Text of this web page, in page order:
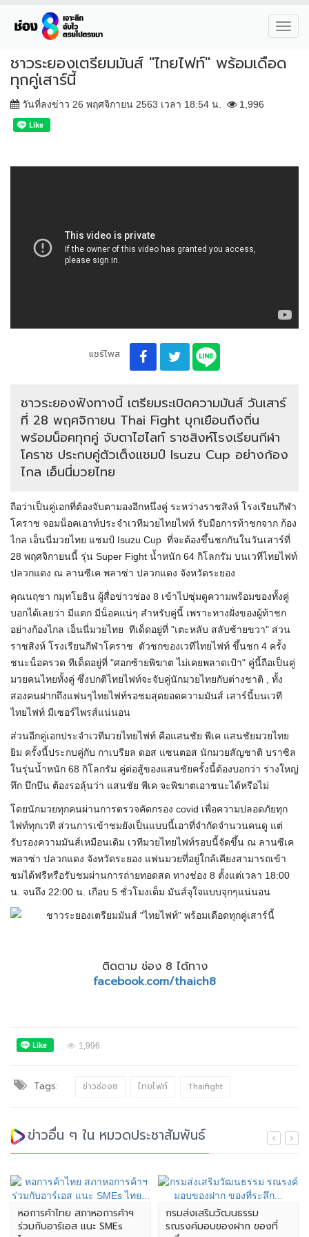
ชาวระยองเตรียมมันส์ "ไทยไฟท์" พร้อมเดือด
ทุกคู่เสาร์นี้
วันที่ลงข่าว 26 พฤศจิกายน 2563 เวลา 18:54 น. 1,996
แชร์โพส
ชาวระยองฟังทางนี้ เตรียมระเบิดความมันส์ วันเสาร์
ที่ 28 พฤศจิกายน Thai Fight บุกเยือนถึงถิ่น
พร้อมน็อคทุกคู่ จับตาไฮไลท์ ราชสิงห์โรงเรียนกีฬา
โคราช ประกบคู่ตัวเต็งแชมป์ Isuzu Cup อย่างก้อง
ไกล เอ็นนี่มวยไทย
ถือว่าเป็นคู่เอกที่ต้องจับตามองอีกหนึ่งคู่ ระหว่างราชสิงห์ โรงเรียนกีฬา
โคราช จอมน็อคเอาท์ประจำเวทีมวยไทยไฟท์ รับมือการท้าชกจาก ก้อง
ไกล เอ็นนี่มวยไทย แชมป์ Isuzu Cup ที่จะต้องขึ้นชกกันในวันเสาร์ที่
28 พฤศจิกายนนี้ รุ่น Super Fight น้ำหนัก 64 กิโลกรัม บนเวทีไทยไฟท์
ปลวกแดง ณ ลานซีเค พลาซ่า ปลวกแดง จังหวัดระยอง
คุณนฤชา กมุทโยธิน ผู้สื่อข่าวช่อง 8 เข้าไปซุ่มดูความพร้อมของทั้งคู่
บอกได้เลยว่า มีแตก มีน็อคแน่ๆ สำหรับคู่นี้ เพราะทางฝั่งของผู้ท้าชก
อย่างก้องไกล เอ็นนี่มวยไทย ทีเด็ดอยู่ที่ "เตะหลับ สลับซ้ายขวา" ส่วน
ราชสิงห์ โรงเรียนกีฬาโคราช ตัวชกของเวทีไทยไฟท์ ขึ้นชก 4 ครั้ง
ชนะน็อครวด ทีเด็ดอยู่ที่ "ศอกซ้ายพิฆาต ไม่เคยพลาดเป้า" คู่นี้ถือเป็นคู่
มวยคนไทยทั้งคู่ ซึ่งปกติไทยไฟท์จะจับคู่นักมวยไทยกับต่างชาติ , ทั้ง
สองคนฝากถึงแฟนๆไทยไฟท์รอชมสุดยอดความมันส์ เสาร์นี้บนเวที
ไทยไฟท์ มีเซอร์ไพรส์แน่นอน
ส่วนอีกคู่เอกประจำเวทีมวยไทยไฟท์ คือแสนชัย พีเค แสนชัยมวยไทย
ยิม ครั้งนี้ประกบคู่กับ กาเบรียล ดอส แซนตอส นักมวยสัญชาติ บราซิล
ในรุ่นน้ำหนัก 68 กิโลกรัม คู่ต่อสู้ของแสนชัยครั้งนี้ต้องบอกว่า ร่างใหญ่
ทึก บึกบึน ต้องรอลุ้นว่า แสนชัย พีเค จะพิฆาตเอาชนะได้หรือไม่
โดยนักมวยทุกคนผ่านการตรวจคัดกรอง covid เพื่อความปลอดภัยทุก
ไฟท์ทุกเวที ส่วนการเข้าชมยังเป็นแบบนี้เอาที่จำกัดจำนวนคนดู แต่
รับรองความมันส์เหมือนเดิม เวทีมวยไทยไฟท์รอบนี้จัดขึ้น ณ ลานซีเค
พลาซ่า ปลวกแดง จังหวัดระยอง แฟนมวยที่อยู่ใกล้เคียงสามารถเข้า
ชมได้ฟรีหรือรับชมผ่านการถ่ายทอดสด ทางช่อง 8 ตั้งแต่เวลา 18:00
น. จนถึง 22:00 น. เกือบ 5 ชั่วโมงเต็ม มันส์จุใจแบบจุกๆแน่นอน
ติดตาม ช่อง 8 ได้ทาง
facebook.com/thaich8
1,996
Tags: ข่าวช่อง8 ไทยไฟท์ Thaifight
ข่าวอื่น ๆ ใน หมวดประชาสัมพันธ์
หอการค้าไทย สภาหอการค้าฯ
ร่วมกับอาร์เอส แนะ SMEs
กรมส่งเสริมวัฒนธรรม
รณรงค์มอบของฝาก ของที่